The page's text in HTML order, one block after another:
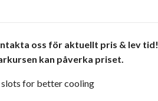
oss för aktuellt pris & lev tid!
kan påverka priset.
for better cooling